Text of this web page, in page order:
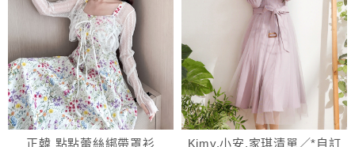
正韓 點點蕾絲綁帶罩衫
Kimy.小安.家琪清單／*自訂